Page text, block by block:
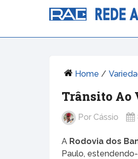
Home /
Trânsito Ao
PorCássio
A Rodovia dos
Paulo,